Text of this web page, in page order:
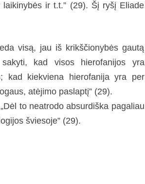
ir t.t.” (29). Šį ryšį Eliade
visą, jau iš krikščionybės gautą
kad visos hierofanijos yra
kad kiekviena hierofanija yra per
atėjimo paslaptį” (29).
to neatrodo absurdiška pagaliau
šviesoje” (29).